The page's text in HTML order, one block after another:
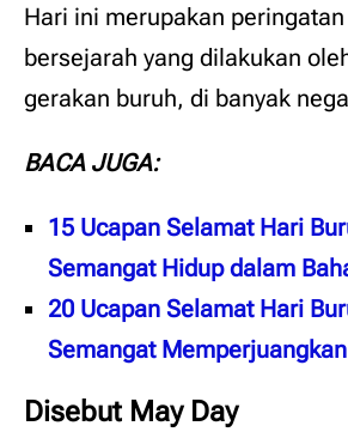
Hari ini merupakan
bersejarah yang dilakukan
gerakan buruh, di banyak
BACA JUGA:
15 Ucapan Selamat Hari
Semangat Hidup dalam
20 Ucapan Selamat Hari
Semangat
Disebut May Day